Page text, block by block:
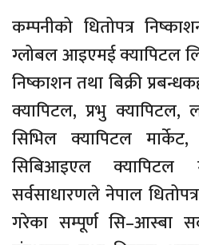
कम्पनीको धितोपत्र
ग्लोबल आइएमई क्यापिटल
निष्काशन तथा बिक्री
क्यापिटल, प्रभु क्यापिटल,
सिभिल क्यापिटल
सिबिआइएल क्यापिटल
सर्वसाधारणले नेपाल धितोपत्र
गरेका सम्पूर्ण सि–आस्बा